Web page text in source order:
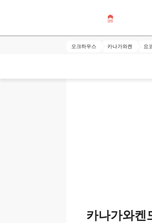
오크하우스 카나가와켄 요
카나가와켄